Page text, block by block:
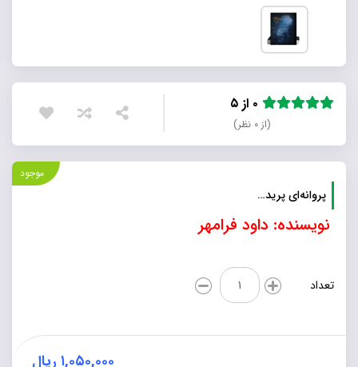
(از ۰ نظر)
موجود
پروانه‌ای پرید…
نویسنده: داود فرامهر
تعداد
پروانه‌ای
پرید...
عدد
۱,۰۵۰,۰۰۰ ریال